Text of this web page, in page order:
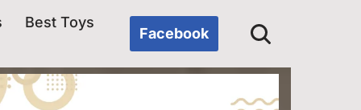
Best Toys
Facebook